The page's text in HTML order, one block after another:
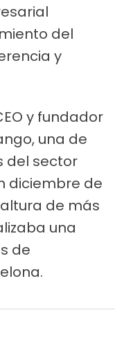
del
y
y fundador
una de
del sector
diciembre de
de más
una
de